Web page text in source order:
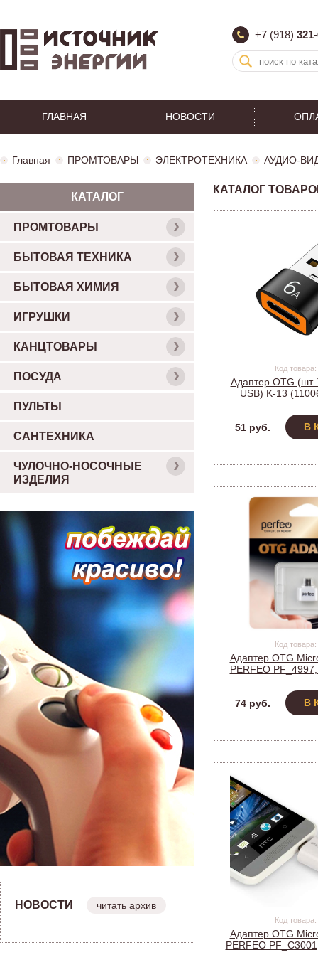
+7 (918)
ГЛАВНАЯ НОВОСТИ
Главная ПРОМТОВАРЫ ЭЛЕКТРОТЕХНИКА АУДИО-
КАТАЛОГ
Код
Адаптер OTG (шт.
USB) K-13
51 руб. В
Код
Адаптер OTG
PERFEO
74 руб.
В
Код
Адаптер OTG
PERFEO
КАТАЛОГ
ПРОМТОВАРЫ
БЫТОВАЯ ТЕХНИКА
БЫТОВАЯ ХИМИЯ
ИГРУШКИ
КАНЦТОВАРЫ
ПОСУДА
ПУЛЬТЫ
САНТЕХНИКА
ЧУЛОЧНО-НОСОЧНЫЕ
ИЗДЕЛИЯ
НОВОСТИ читать архив